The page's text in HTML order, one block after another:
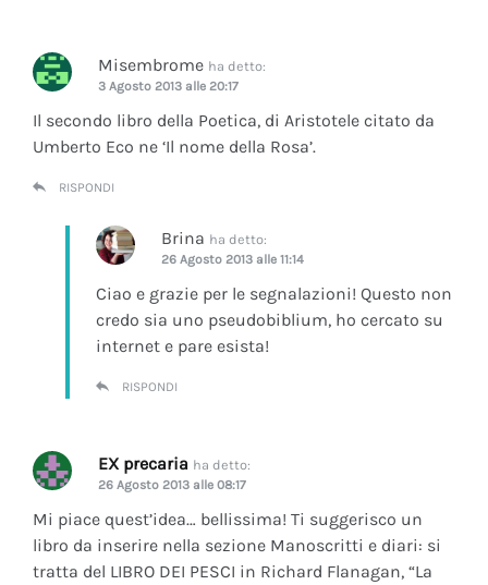
Misembrome ha detto:
3 Agosto 2013 alle 20:17
Il secondo libro della Poetica, di Aristotele citato da
Umberto Eco ne ‘Il nome della Rosa’.
RISPONDI
Brina ha detto:
26 Agosto 2013 alle 11:14
Ciao e grazie per le segnalazioni! Questo non
credo sia uno pseudobiblium, ho cercato su
internet e pare esista!
RISPONDI
EX precaria ha detto:
26 Agosto 2013 alle 08:17
Mi piace quest’idea… bellissima! Ti suggerisco un
libro da inserire nella sezione Manoscritti e diari: si
tratta del LIBRO DEI PESCI in Richard Flanagan, “La